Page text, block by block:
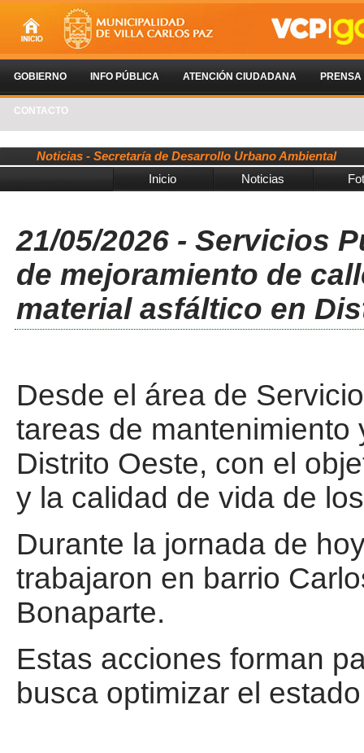
GOBIERNO INFO PÚBLICA ATENCIÓN CIUDADANA PRENSA
CONTACTO
Noticias - Secretaría de Desarrollo Urbano Ambiental
Inicio
Noticias
21/05/2026 - Servicios
de mejoramiento de
material asfáltico en
Desde el área de
tareas de mantenimiento
Distrito Oeste, con el
y la calidad de vida de
Durante la jornada de
trabajaron en barrio
Bonaparte.
Estas acciones forman
busca optimizar el